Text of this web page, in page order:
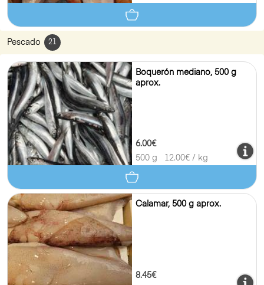
Pescado 21
Boquerón mediano, 500 g
aprox.
6.00€
500 g
12.00€ / kg
Calamar, 500 g aprox.
8.45€